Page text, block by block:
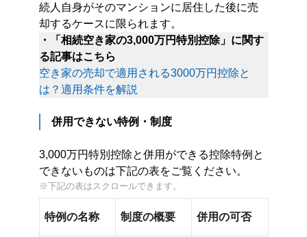
続人自身がそのマンションに居住した後に売
却するケースに限られます。
・「相続空き家の3,000万円特別控除」に関す
る記事はこちら
空き家の売却で適用される3000万円控除と
は？適用条件を解説
併用できない特例・制度
3,000万円特別控除と併用ができる控除特例と
できないものは下記の表をご覧ください。
特例の名称 制度の概要 併用の可否